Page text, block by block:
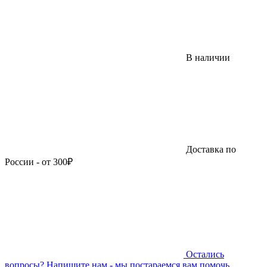
В наличии
Доставка по
России - от 300₽
Остались
вопросы? Напишите нам - мы постараемся вам помочь